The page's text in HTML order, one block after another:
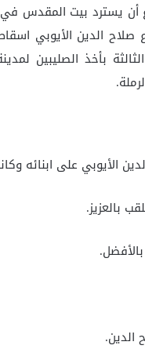
الدين الأيوبي
بأخذ الصليبين
الأيوبي على ابنائه
بالعزيز.
الدين.